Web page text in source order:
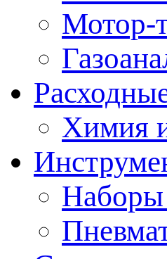
Мотор-
Химия
Наборы